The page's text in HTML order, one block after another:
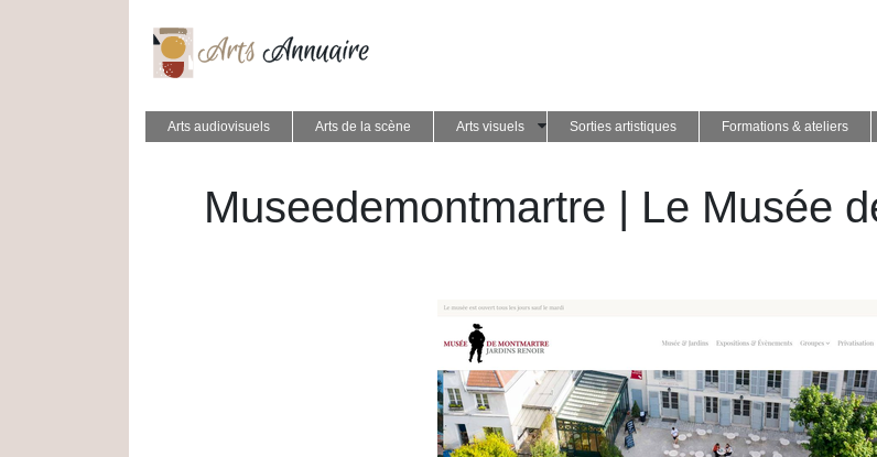
Arts audiovisuels Arts de la scène Arts visuels Sorties artistiques Formations & ateliers
Museede­montmartre | Le Musée